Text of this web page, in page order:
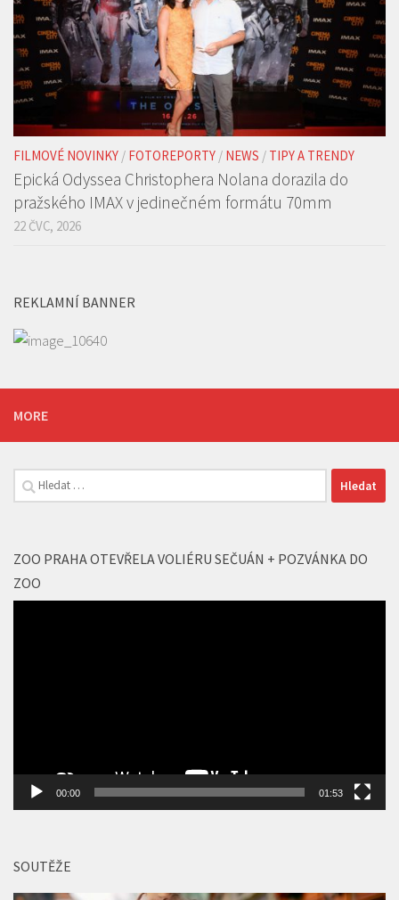
FILMOVÉ NOVINKY / FOTOREPORTY / NEWS / TIPY A TRENDY
Epická Odyssea Christophera Nolana dorazila do
pražského IMAX v jedinečném formátu 70mm
22 ČVC, 2026
REKLAMNÍ BANNER
MORE
Vyhledávání
ZOO PRAHA OTEVŘELA VOLIÉRU SEČUÁN + POZVÁNKA DO
ZOO
00:00 01:53
SOUTĚŽE